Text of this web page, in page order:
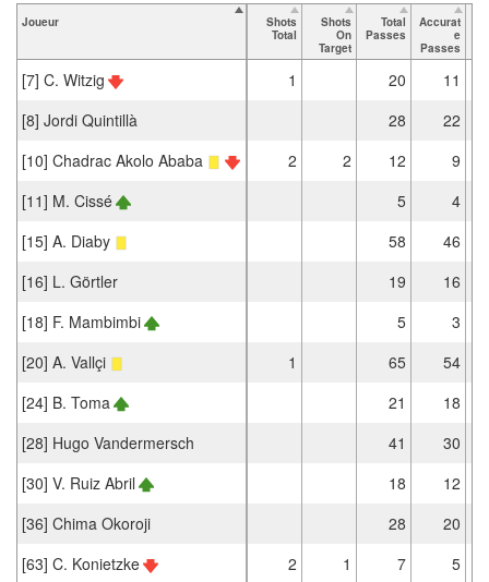
Joueur
Shots
Total
Shots
On
Target
Total
Passes
Accurat
e
Passes
[7] C. Witzig 1 20
11
[8] Jordi Quintillà
28
22
[10] Chadrac Akolo Ababa
2 2 12
9
[11] M. Cissé
5
4
[15] A. Diaby
58
46
[16] L. Görtler
19
16
[18] F. Mambimbi
5
3
[20] A. Vallçi
1 65
54
[24] B. Toma
21
18
[28] Hugo Vandermersch
41
30
[30] V. Ruiz Abril
18
12
[36] Chima Okoroji
28
20
[63] C. Konietzke
2 1 7
5